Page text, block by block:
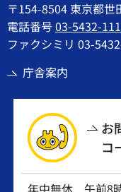
〒154-8504 東京都
電話番号03-5432-
ファクシミリ 03-
庁舎案内
お
コ
年中無休 午前8